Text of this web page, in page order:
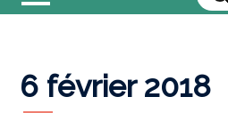
6 février 2018